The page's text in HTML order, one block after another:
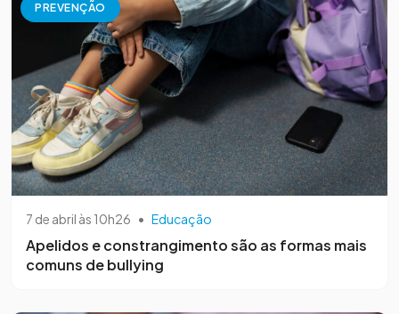
PREVENÇÃO
7 de abril às 10h26 • Educação
Apelidos e constrangimento são as formas mais
comuns de bullying